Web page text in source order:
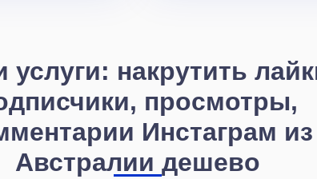
услуги: накрутить
просмотры,
Инстаграм из
Австралии дешево